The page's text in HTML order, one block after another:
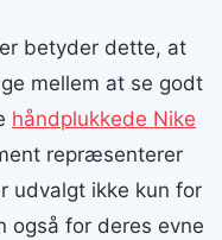
betyder dette, at
mellem at se godt
håndplukkede Nike
repræsenterer
udvalgt ikke kun for
også for deres evne